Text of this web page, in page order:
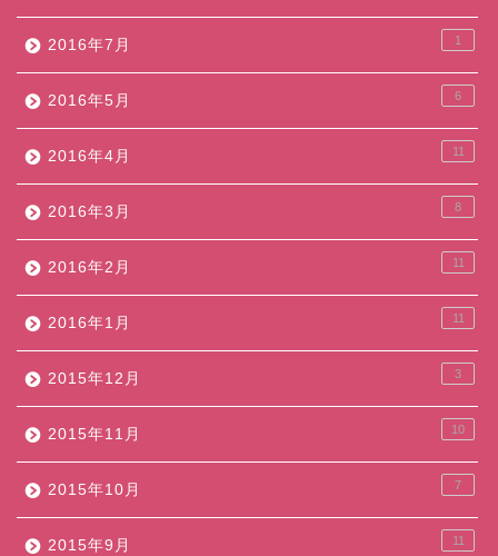
2016年7月 1
2016年5月 6
2016年4月 11
2016年3月 8
2016年2月 11
2016年1月 11
2015年12月 3
2015年11月 10
2015年10月 7
2015年9月 11